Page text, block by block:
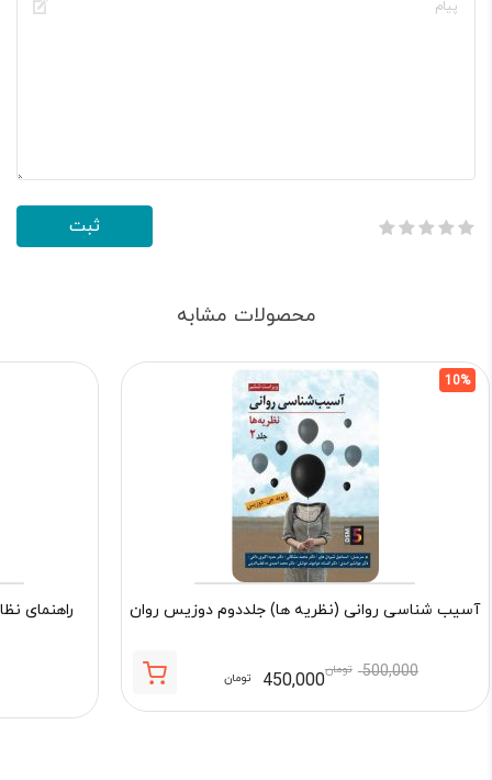
محصولات مشابه
10%
آسیب شناسی روانی (نظریه ها) جلددوم دوزیس روان
500,000 تومان450,000 تومان
راهنمای